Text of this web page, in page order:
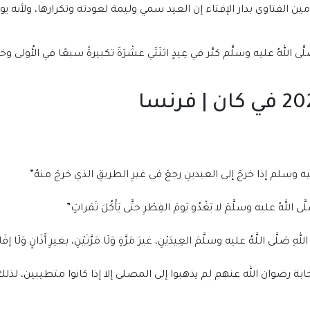
الفتاوى بدار الإفتاء إن العيد سمي وليمة لعودته وتكرارها،
عليه وسلَّم كبَّر في عِيدٍ اثنَتَي عشْرَةَ تكبيرةً سبعًا في الأُولى
وسلم إذا خرجَ إلى العيدينِ رجعَ في غيرِ الطريقِ الذي خرجَ منهُ”
عليه وسلَّمَ لا يَغْدُو يَومَ الفِطْرِ حتَّى يَأْكُلَ تَمَراتٍ”
اللَّهُ عليه وسلَّمَ العِيدَيْنِ، غيرَ مَرَّةٍ وَلَا مَرَّتَيْنِ، بغيرِ أَذَانٍ وَلَا
رضوان الله عنهم لم يذهبوا إلى المصلى إلا إذا كانوا متطيبين،